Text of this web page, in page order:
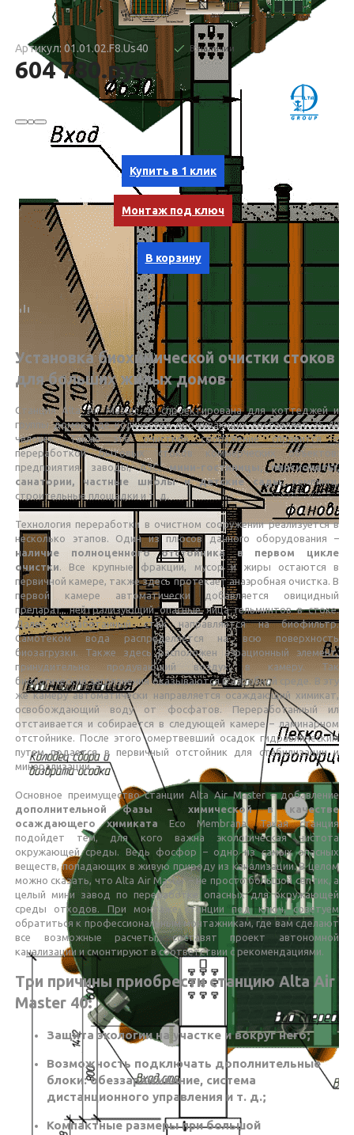
Артикул: 01.01.02.F8.Us40 В наличии
604 780.руб
Купить в 1 клик
Монтаж под ключ
В корзину
Установка биохимической очистки стоков
для больших жилых домов
Станция Alta Air Master 40 спроектирована для коттеджей и
группы домов. Где количество проживающих составляет 35-40
человек. Также это очистное сооружение справится с
переработкой бытовых стоков коммерческих объектов:
предприятия, заводы, АЗС,мини-гостиницы, пансионаты,
санатории, частные школы и детские сады, кемпинги,
строительные площадки и т. д.
Технология переработки в очистном сооружении реализуется в
несколько этапов. Один из плюсов данного оборудования –
наличие полноценного отстойника в первом цикле
очистки. Все крупные фракции, мусор и жиры остаются в
первичной камере, также здесь протекает анаэробная очистка. В
первой камере автоматически добавляется овицидный
препарат, нейтрализующий опасные яйца гельминтов в стоке.
Далее обработанный сток направляется на биофильтр.
Самотеком вода распределяется на всю поверхность
биозагрузки. Также здесь расположен аэрационный элемент,
принудительно продувающий воздух в камеру. Так
биологические загрязнения оказываются в аэробной среде. В эту
же камеру автоматически направляется осаждающий химикат,
освобождающий воду от фосфатов. Переработанный ил
отстаивается и собирается в следующей камере – ламинарном
отстойнике. После этого омертвевший осадок гидравлическим
путем подается в первичный отстойник для стабилизации и
минерализации.
Основное преимущество станции Alta Air Master – добавление
дополнительной фазы – химической в качестве
осаждающего химиката Eco Membrana. Такая станция
подойдет тем, для кого важна экологическая чистота
окружающей среды. Ведь фосфор – одно из самых опасных
веществ, попадающих в живую природу из канализации. В целом
можно сказать, что Alta Air Master – не просто большой септик, а
целый мини завод по переработке опасных для окружающей
среды отходов. При монтаже станции под ключ, советуем
обратиться к профессиональным монтажникам, где вам сделают
все возможные расчеты, составят проект автономной
канализации и смонтируют в соответствии с рекомендациями.
Три причины приобрести станцию Alta Air
Master 40:
Защита экологии на участке и вокруг него;
Возможность подключать дополнительные
блоки: обеззараживание, система
дистанционного управления и т. д.;
Компактные размеры при большой